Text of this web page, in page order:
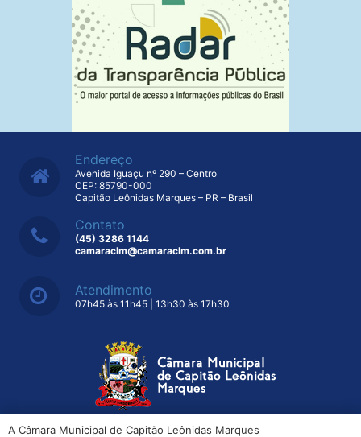
Endereço
Avenida Iguaçu nº 290 – Centro
CEP: 85790-000
Capitão Leônidas Marques – PR – Brasil
Contato
(45) 3286 1144
camaraclm@camaraclm.com.br
Atendimento
07h45 às 11h45 | 13h30 às 17h30
A Câmara Municipal de Capitão Leônidas Marques